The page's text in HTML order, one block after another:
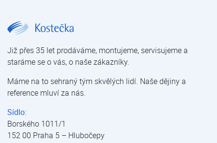
Již přes 35 let prodáváme, montujeme, servisujeme a
staráme se o vás, o naše zákazníky.
Máme na to sehraný tým skvělých lidí. Naše dějiny a
reference mluví za nás.
Sídlo:
Borského 1011/1
152 00 Praha 5 – Hlubočepy